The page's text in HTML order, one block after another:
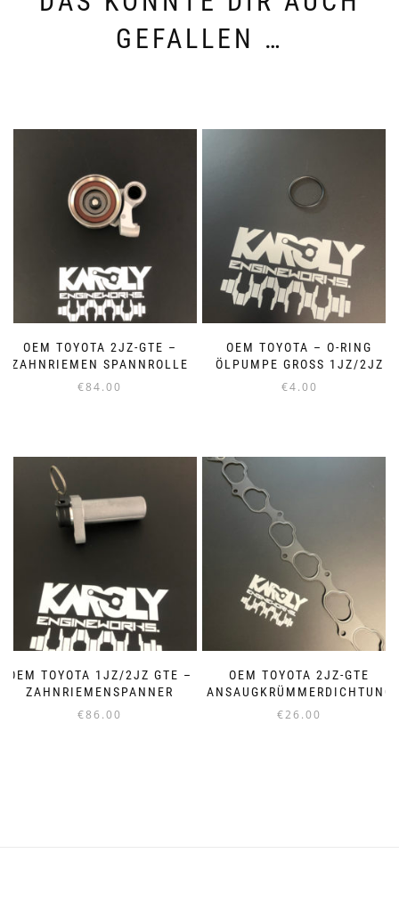
GEFALLEN …
OEM TOYOTA 2JZ-GTE –
ZAHNRIEMEN SPANNROLLE
€84.00
OEM TOYOTA – O-RING
ÖLPUMPE GROSS 1JZ/2JZ
€4.00
OEM TOYOTA 1JZ/2JZ GTE –
ZAHNRIEMENSPANNER
€86.00
OEM TOYOTA 2JZ-GTE
ANSAUGKRÜMMERDICHTUNG
€26.00